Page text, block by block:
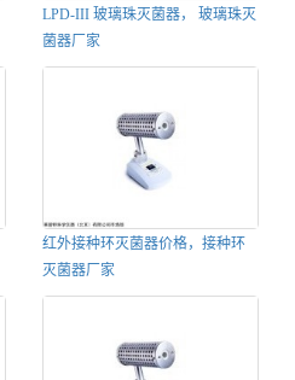
LPD-III 玻璃珠灭菌器， 玻璃珠灭
菌器厂家
红外接种环灭菌器价格，接种环
灭菌器厂家